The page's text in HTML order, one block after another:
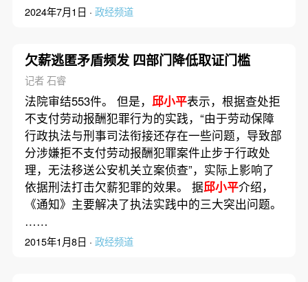
2024年7月1日 · 政经频道
欠薪逃匿矛盾频发 四部门降低取证门槛
记者 石睿
法院审结553件。 但是， 邱小平表示，根据查处拒
不支付劳动报酬犯罪行为的实践，“由于劳动保障
行政执法与刑事司法衔接还存在一些问题，导致部
分涉嫌拒不支付劳动报酬犯罪案件止步于行政处
理，无法移送公安机关立案侦查”，实际上影响了
依据刑法打击欠薪犯罪的效果。 据邱小平介绍，
《通知》主要解决了执法实践中的三大突出问题。
……
2015年1月8日 · 政经频道